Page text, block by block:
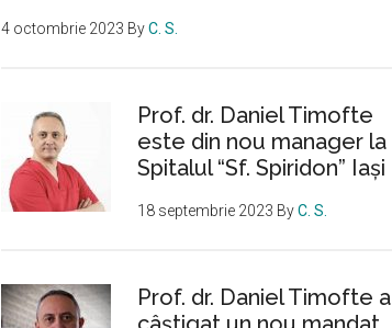
4 octombrie 2023 ByC. S.
Prof. dr. Daniel Timofte
este din nou manager la
Spitalul “Sf. Spiridon” Iaşi
18 septembrie 2023 ByC. S.
Prof. dr. Daniel Timofte a